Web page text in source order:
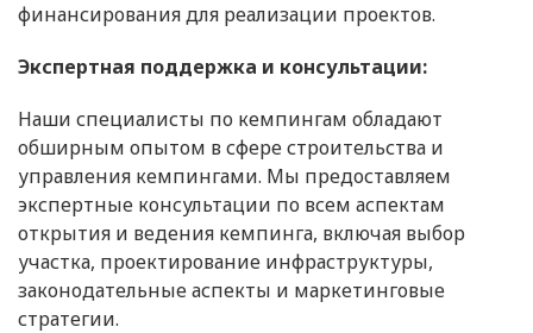
финансирования для реализации проектов.
Экспертная поддержка и консультации:
Наши специалисты по кемпингам обладают
обширным опытом в сфере строительства и
управления кемпингами. Мы предоставляем
экспертные консультации по всем аспектам
открытия и ведения кемпинга, включая выбор
участка, проектирование инфраструктуры,
законодательные аспекты и маркетинговые
стратегии.